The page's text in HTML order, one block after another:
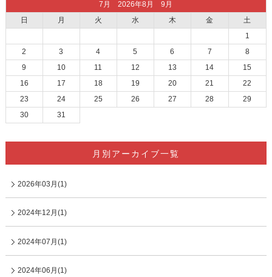
7月 2026年8月 9月
日
月 火 水 木 金
土
1
2
3 4 5 6 7
8
9
10 11 12 13 14
15
16
17 18 19 20 21
22
23
24 25 26 27 28
29
30
31
月別アーカイブ一覧
2026年03月(1)
2024年12月(1)
2024年07月(1)
2024年06月(1)